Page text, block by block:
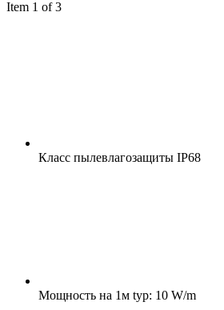
Item 1 of 3
Класс пылевлагозащиты IP68
Мощность на 1м typ: 10 W/m